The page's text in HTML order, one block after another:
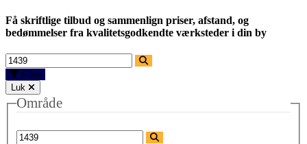
Få skriftlige tilbud og sammenlign priser, afstand, og
bedømmelser fra kvalitetsgodkendte værksteder i din by
Filtre
Luk
Område